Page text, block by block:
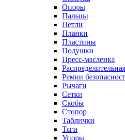
Опоры
Пальцы
Петли
Планки
Пластины
Подушки
Пресс-масленка
Ремни
Рычаги
Сетки
Скобы
Стопор
Таблички
Тяги
Упоры